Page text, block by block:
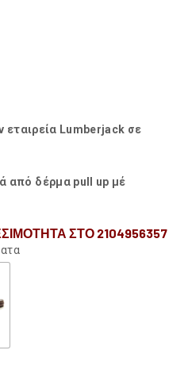
Lumberjack σε
από δέρμα pull up μέ
ΣΤΟ 2104956357